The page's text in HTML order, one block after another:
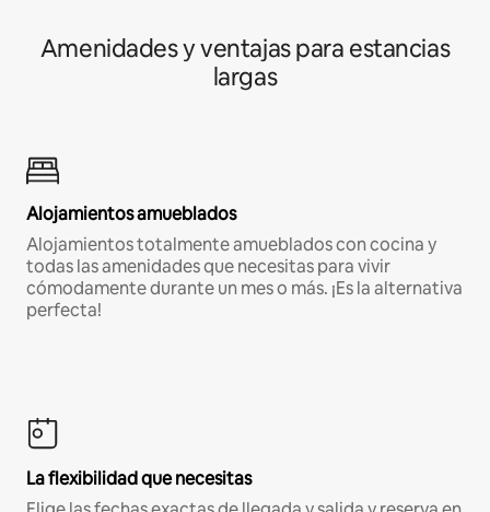
Amenidades y ventajas para estancias
largas
Alojamientos amueblados
Alojamientos totalmente amueblados con cocina y
todas las amenidades que necesitas para vivir
cómodamente durante un mes o más. ¡Es la alternativa
perfecta!
La flexibilidad que necesitas